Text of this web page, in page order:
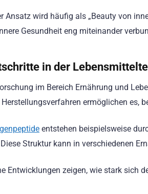
Ansatz wird häufig als „Beauty von
Gesundheit eng miteinander
in der
im Bereich Ernährung und
Herstellungsverfahren ermöglichen es,
entstehen beispielsweise
Struktur kann in verschiedenen
Entwicklungen zeigen, wie stark sich